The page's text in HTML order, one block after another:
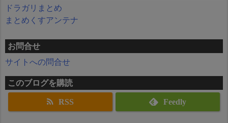
ドラガリまとめ
まとめくすアンテナ
お問合せ
サイトへの問合せ
このブログを購読
RSS Feedly